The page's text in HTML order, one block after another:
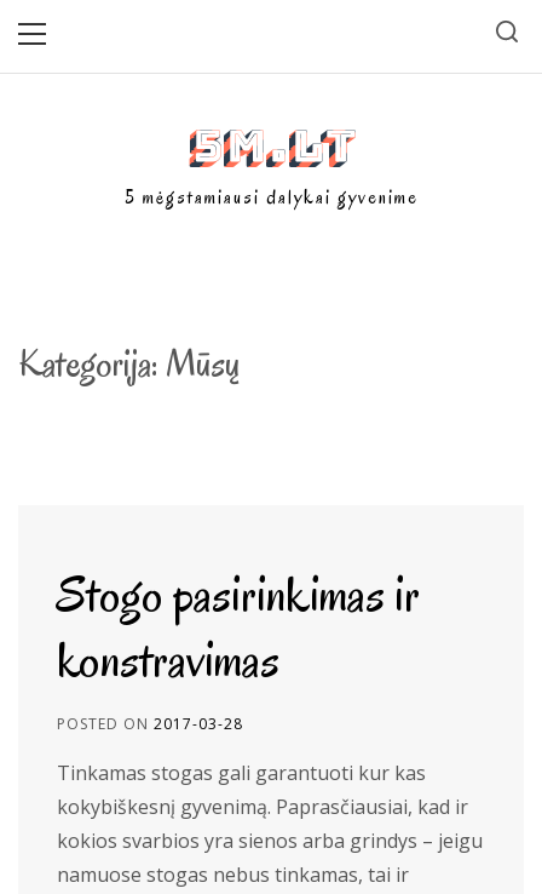
5m.lt
5 mėgstamiausi dalykai gyvenime
Kategorija: Mūsų
Stogo pasirinkimas ir
konstravimas
POSTED ON 2017-03-28
Tinkamas stogas gali garantuoti kur kas
kokybiškesnį gyvenimą. Paprasčiausiai, kad ir
kokios svarbios yra sienos arba grindys – jeigu
namuose stogas nebus tinkamas, tai ir